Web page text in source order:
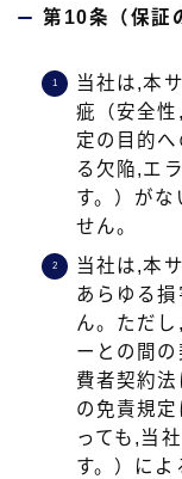
第10条（保証
当社は,本
疵（安全
定の目的
る欠陥,エ
す。）が
せん。
当社は,本
あらゆる
ん。ただ
ーとの間
費者契約
の免責規
っても,当
す。）に